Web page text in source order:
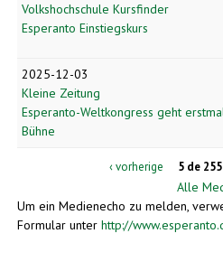
Volkshochschule Kursfinder
Esperanto Einstiegskurs
2025-12-03
Kleine Zeitung
Esperanto-Weltkongress geht
Bühne
‹ vorherige 5 de 255
Alle
Um ein Medienecho zu melden,
Formular unter http://